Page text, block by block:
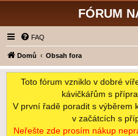
FÓRUM
FAQ
Domů Obsah fora
Toto fórum vzniklo v dobré
kávičkářům s
V první řadě poradit s výběrem
v začátcích s
Neřešte zde prosím nákup